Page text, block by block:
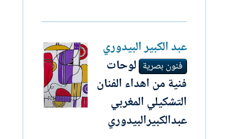
عبد الكبير البيدوري
فنون بصرية لوحات
فنية من اهداء الفنان
التشكيلي المغربي
عبدالكبيرالبيدوري